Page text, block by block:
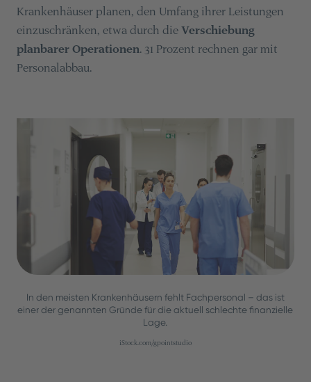
Krankenhäuser planen, den Umfang ihrer Leistungen
einzuschränken, etwa durch die Verschiebung
planbarer Operationen. 31 Prozent rechnen gar mit
Personalabbau​​.
In den meisten Krankenhäusern fehlt Fachpersonal – das ist
einer der genannten Gründe für die aktuell schlechte finanzielle
Lage.
iStock.com/gpointstudio